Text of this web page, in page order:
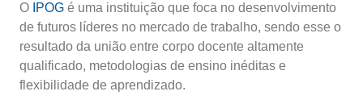
O IPOG é uma instituição que foca no desenvolvimento
de futuros líderes no mercado de trabalho, sendo esse o
resultado da união entre corpo docente altamente
qualificado, metodologias de ensino inéditas e
flexibilidade de aprendizado.